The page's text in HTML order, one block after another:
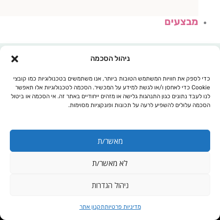
ניהול הסכמה
כדי לספק את חוויות המשתמש הטובות ביותר, אנו משתמשים בטכנולוגיות כמו קובצי
Cookie כדי לאחסן ו/או לגשת למידע על המכשיר. הסכמה לטכנולוגיות אלו תאפשר
לנו לעבד נתונים כגון התנהגות גלישה או מזהים ייחודיים באתר זה. אי הסכמה או ביטול
הסכמה עלולים להשפיע לרעה על תכונות ופונקציות מסוימות.
מאשר/ת
לא מאשר/ת
ניהול הגדרות
מדיניות פרטיותתקנון אתר
מבצעים
עגלת קניות